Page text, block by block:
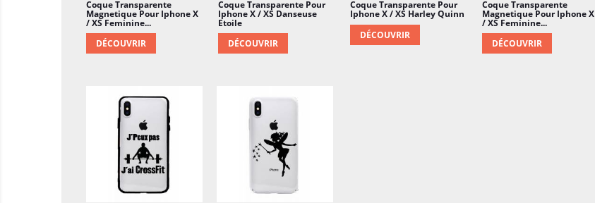
Coque Transparente
Magnetique Pour Iphone X
/ XS Feminine...
DÉCOUVRIR
Coque Transparente Pour
Iphone X / XS Danseuse
Etoile
DÉCOUVRIR
Coque Transparente Pour
Iphone X / XS Harley Quinn
DÉCOUVRIR
Coque Transparente
Magnetique Pour Iphone X
/ XS Feminine...
DÉCOUVRIR